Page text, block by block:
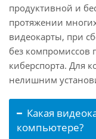
продуктивной и
протяжении
видеокарты, при
без компромиссов
киберспорта. Для
нелишним
Какая
компьютере?